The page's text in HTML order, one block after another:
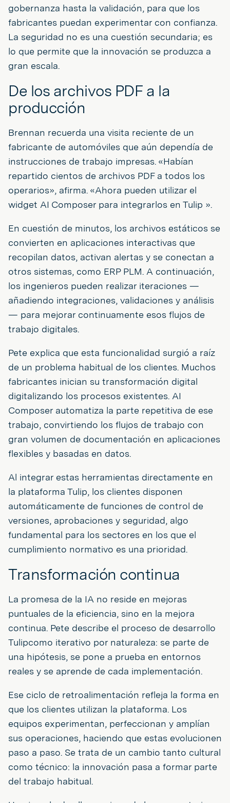
gobernanza hasta la validación, para que los
fabricantes puedan experimentar con confianza.
La seguridad no es una cuestión secundaria; es
lo que permite que la innovación se produzca a
gran escala.
De los archivos PDF a la
producción
Brennan recuerda una visita reciente de un
fabricante de automóviles que aún dependía de
instrucciones de trabajo impresas. «Habían
repartido cientos de archivos PDF a todos los
operarios», afirma. «Ahora pueden utilizar el
widget AI Composer para integrarlos en Tulip ».
En cuestión de minutos, los archivos estáticos se
convierten en aplicaciones interactivas que
recopilan datos, activan alertas y se conectan a
otros sistemas, como ERP PLM. A continuación,
los ingenieros pueden realizar iteraciones —
añadiendo integraciones, validaciones y análisis
— para mejorar continuamente esos flujos de
trabajo digitales.
Pete explica que esta funcionalidad surgió a raíz
de un problema habitual de los clientes. Muchos
fabricantes inician su transformación digital
digitalizando los procesos existentes. AI
Composer automatiza la parte repetitiva de ese
trabajo, convirtiendo los flujos de trabajo con
gran volumen de documentación en aplicaciones
flexibles y basadas en datos.
Al integrar estas herramientas directamente en
la plataforma Tulip, los clientes disponen
automáticamente de funciones de control de
versiones, aprobaciones y seguridad, algo
fundamental para los sectores en los que el
cumplimiento normativo es una prioridad.
Transformación continua
La promesa de la IA no reside en mejoras
puntuales de la eficiencia, sino en la mejora
continua. Pete describe el proceso de desarrollo
Tulipcomo iterativo por naturaleza: se parte de
una hipótesis, se pone a prueba en entornos
reales y se aprende de cada implementación.
Ese ciclo de retroalimentación refleja la forma en
que los clientes utilizan la plataforma. Los
equipos experimentan, perfeccionan y amplían
sus operaciones, haciendo que estas evolucionen
paso a paso. Se trata de un cambio tanto cultural
como técnico: la innovación pasa a formar parte
del trabajo habitual.